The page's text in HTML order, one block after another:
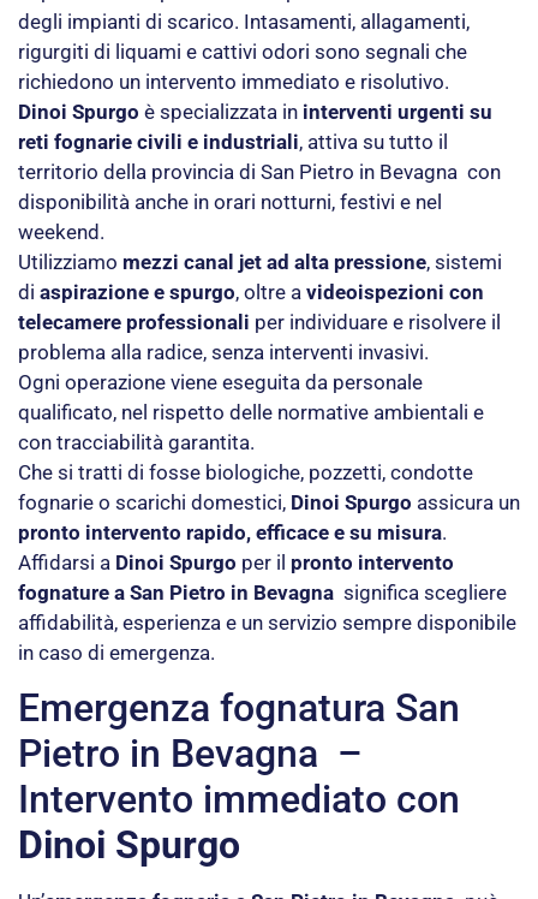
degli impianti di scarico. Intasamenti, allagamenti,
rigurgiti di liquami e cattivi odori sono segnali che
richiedono un intervento immediato e risolutivo.
Dinoi Spurgo è specializzata in interventi urgenti su
reti fognarie civili e industriali, attiva su tutto il
territorio della provincia di San Pietro in Bevagna con
disponibilità anche in orari notturni, festivi e nel
weekend.
Utilizziamo mezzi canal jet ad alta pressione, sistemi
di aspirazione e spurgo, oltre a videoispezioni con
telecamere professionali per individuare e risolvere il
problema alla radice, senza interventi invasivi.
Ogni operazione viene eseguita da personale
qualificato, nel rispetto delle normative ambientali e
con tracciabilità garantita.
Che si tratti di fosse biologiche, pozzetti, condotte
fognarie o scarichi domestici, Dinoi Spurgo assicura un
pronto intervento rapido, efficace e su misura.
Affidarsi a Dinoi Spurgo per il pronto intervento
fognature a San Pietro in Bevagna significa scegliere
affidabilità, esperienza e un servizio sempre disponibile
in caso di emergenza.
Emergenza fognatura San
Pietro in Bevagna –
Intervento immediato con
Dinoi Spurgo